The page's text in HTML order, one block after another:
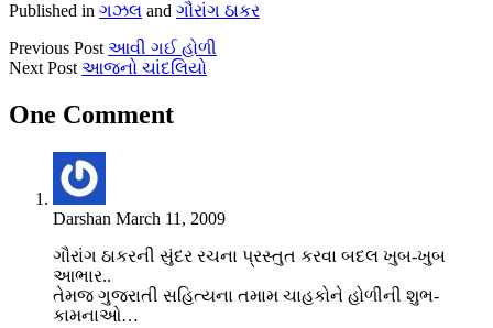
Published in ગઝલ and ગૌરાંગ ઠાકર
Previous Post આવી ગઈ હોળી
Next Post આજનો ચાંદલિયો
One Comment
Darshan March 11, 2009
ગૌરાંગ ઠાકરની સુંદર રચના પ્રસ્તુત કરવા બદલ ખુબ-ખુબ
આભાર..
તેમજ ગુજરાતી સહિત્યના તમામ ચાહકોને હોળીની શુભ-
કામનાઓ…